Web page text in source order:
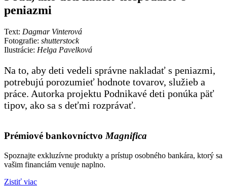
peniazmi
Text: Dagmar Vinterová
Fotografie: shutterstock
Ilustrácie: Helga Pavelková
Na to, aby deti vedeli správne nakladať s peniazmi,
potrebujú porozumieť hodnote tovarov, služieb a
práce. Autorka projektu Podnikavé deti ponúka päť
tipov, ako sa s deťmi rozprávať.
Prémiové bankovníctvoMagnifica
Spoznajte exkluzívne produkty a prístup osobného bankára, ktorý sa
vašim financiám venuje naplno.
Zistiť viac